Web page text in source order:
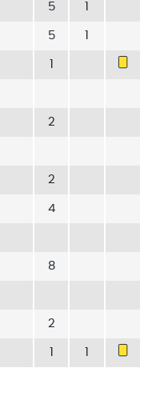
5
5
2
2
4
8
2